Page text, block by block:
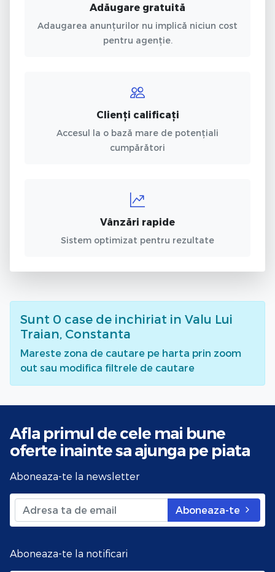
Adăugare gratuită
Adaugarea anunțurilor nu implică niciun cost
pentru agenție.
Clienți calificați
Accesul la o bază mare de potențiali
cumpărători
Vânzări rapide
Sistem optimizat pentru rezultate
Sunt 0 case de inchiriat in Valu Lui
Traian, Constanta
Mareste zona de cautare pe harta prin zoom
out sau modifica filtrele de cautare
Afla primul de cele mai bune
oferte inainte sa ajunga pe piata
Aboneaza-te la newsletter
Aboneaza-te
Aboneaza-te la notificari